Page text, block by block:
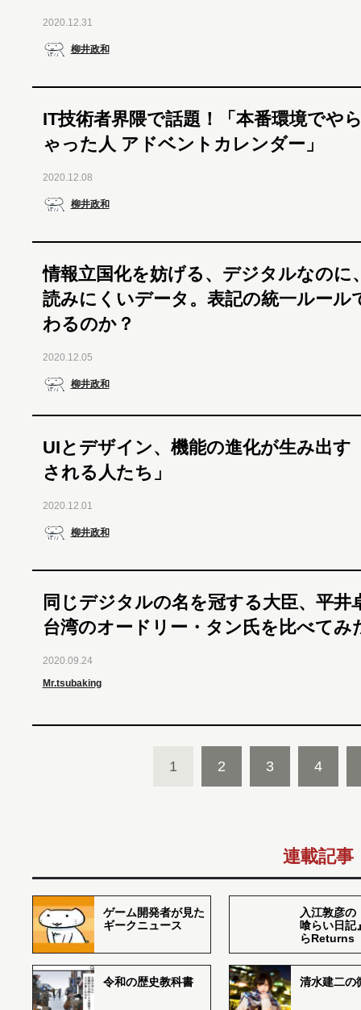
2020.12.31
柳井政和
IT技術者界隈で話題！「本番環境でや
ゃった人 アドベントカレンダー」
2020.12.08
柳井政和
情報立国化を妨げる、デジタルなのに
読みにくいデータ。表記の統一ルール
わるのか？
2020.12.05
柳井政和
UIとデザイン、機能の進化が生み出す
される人たち」
2020.12.01
柳井政和
同じデジタルの名を冠する大臣、平井
台湾のオードリー・タン氏を比べてみ
2020.09.24
Mr.tsubaking
1 2 3 4
連載記事
ゲーム開発者が見た
ギークニュース
入江敦彦の
喰らい日記
らReturns
令和の歴史教科書 清水建二の